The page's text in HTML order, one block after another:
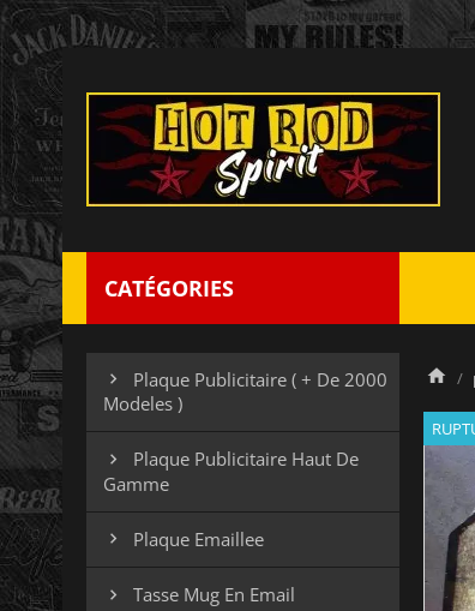
CATÉGORIES

Plaque Publicitaire ( + De 2000
Modeles )

Plaque Publicitaire Haut De
Gamme
 Plaque Emaillee
 Tasse Mug En Email